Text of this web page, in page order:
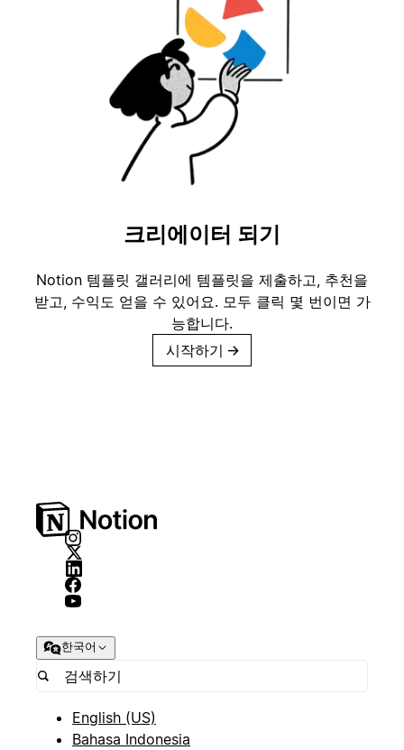
크리에이터 되기
Notion 템플릿 갤러리에 템플릿을 제출하고, 추천을
받고, 수익도 얻을 수 있어요. 모두 클릭 몇 번이면 가
능합니다.
시작하기 →
한국어
English (US)
Bahasa Indonesia